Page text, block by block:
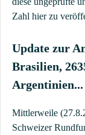
Zahl hier zu
Update zur
Brasilien,
Argentinien...
Mittlerweile
Schweizer